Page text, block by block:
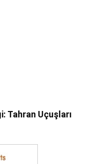
Tahran Uçuşları